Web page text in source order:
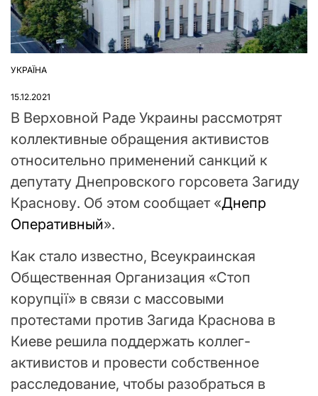
ОПУБЛІКУВАТИ
УКРАЇНА
15.12.2021
В Верховной Раде Украины рассмотрят
коллективные обращения активистов
относительно применений санкций к
депутату Днепровского горсовета Загиду
Краснову. Об этом сообщает «Днепр
Оперативный».
Как стало известно, Всеукраинская
Общественная Организация «Стоп
корупції» в связи с массовыми
протестами против Загида Краснова в
Киеве решила поддержать коллег-
активистов и провести собственное
расследование, чтобы разобраться в